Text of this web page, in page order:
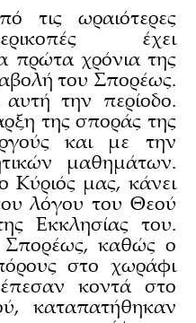
τις ωραιότερες
έχει
πρώτα χρόνια της
του Σπορέως.
την περίοδο.
της σποράς της
και με την
μαθημάτων.
μας, κάνει
λόγου του Θεού
Εκκλησίας του.
καθώς ο
στο χωράφι
κοντά στο
καταπατήθηκαν